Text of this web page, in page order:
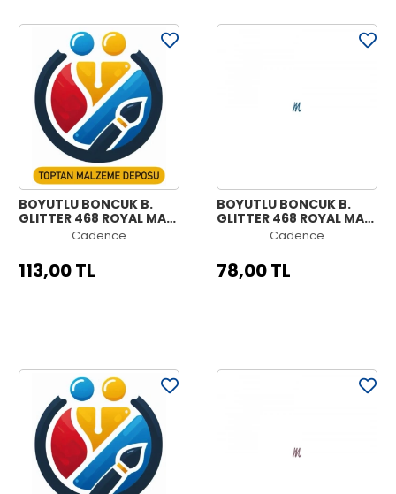
BOYUTLU BONCUK B.
GLITTER 468 ROYAL MAVİ
Cadence
113,00 TL
BOYUTLU BONCUK B.
GLITTER 468 ROYAL MAVİ
Cadence
78,00 TL